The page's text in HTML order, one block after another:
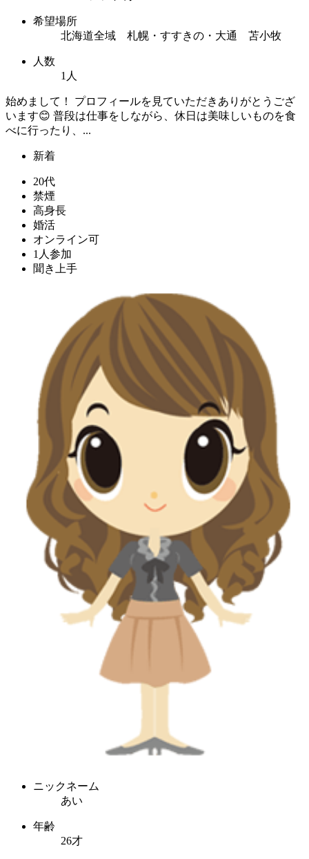
希望場所
北海道全域 札幌・すすきの・大通 苫小牧
人数
1人
始めまして！ プロフィールを見ていただきありがとうござ
います😊 普段は仕事をしながら、休日は美味しいものを食
べに行ったり、...
新着
20代
禁煙
高身長
婚活
オンライン可
1人参加
聞き上手
ニックネーム
あい
年齢
26才